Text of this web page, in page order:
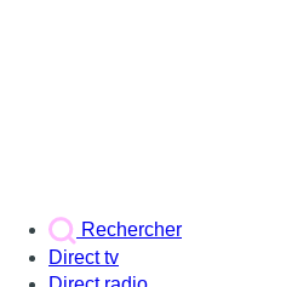
Rechercher
Direct tv